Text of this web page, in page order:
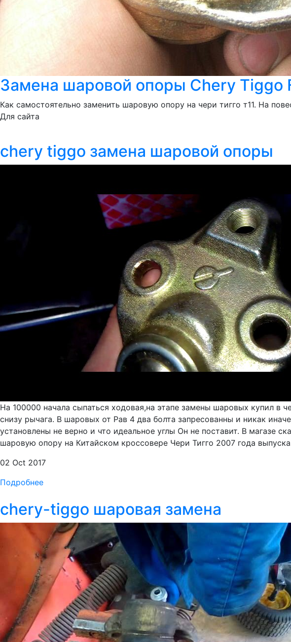
Замена шаровой опоры Chery Tiggo
Как самостоятельно заменить шаровую опору на чери тигго т11. На
Для сайта
chery tiggo замена шаровой опоры
На 100000 начала сыпаться ходовая,на этапе замены шаровых купил
снизу рычага. В шаровых от Рав 4 два болта запресованны и никак
установлены не верно и что идеальное углы Он не поставит. В магазе
шаровую опору на Китайском кроссовере Чери Тигго 2007 года
02 Oct 2017
Подробнее
chery-tiggo шаровая замена